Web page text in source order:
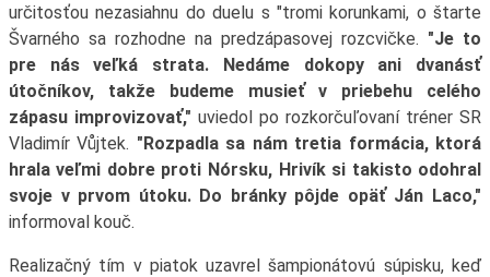
určitosťou nezasiahnu do duelu s "tromi korunkami, o štarte
Švarného sa rozhodne na predzápasovej rozcvičke. "Je to
pre nás veľká strata. Nedáme dokopy ani dvanásť
útočníkov, takže budeme musieť v priebehu celého
zápasu improvizovať," uviedol po rozkorčuľovaní tréner SR
Vladimír Vůjtek. "Rozpadla sa nám tretia formácia, ktorá
hrala veľmi dobre proti Nórsku, Hrivík si takisto odohral
svoje v prvom útoku. Do bránky pôjde opäť Ján Laco,"
informoval kouč.
Realizačný tím v piatok uzavrel šampionátovú súpisku, keď